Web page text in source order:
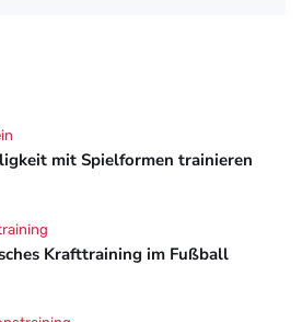
mit Spielformen trainieren
Krafttraining im Fußball